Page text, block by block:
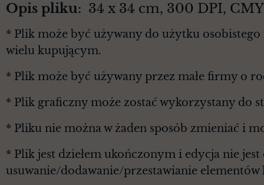
Opis pliku: 34 x 34 cm, 300 DPI,
* Plik może być używany do użytku
wielu kupującym.
* Plik może być używany przez małe firmy o
* Plik graficzny może zostać wykorzystany do
* Pliku nie można w żaden sposób zmieniać i
* Plik jest dziełem ukończonym i edycja nie
usuwanie/dodawanie/przestawianie